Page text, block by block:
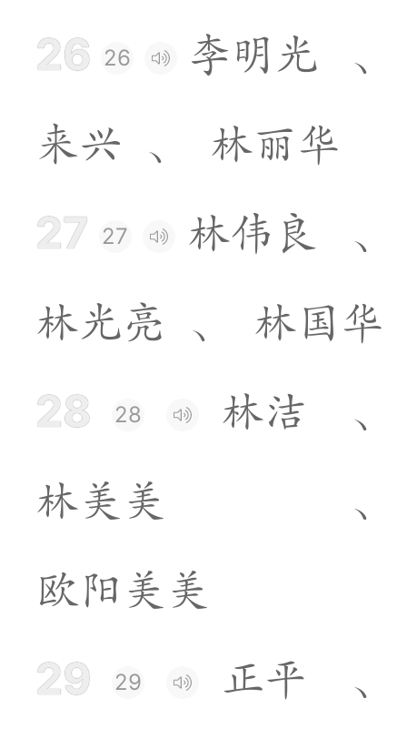
26 26 李明 光
、
来兴 、 林丽华
27 27 林伟 良
、
林光亮 、 林国 华
28 28 林洁
、
林美 美
、
欧阳 美 美
29 29 正平
、